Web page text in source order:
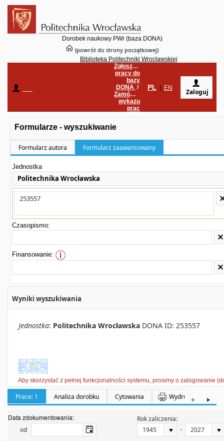
Dorobek naukowy PWr (baza DONA)
(powrót do strony początkowej)
Biblioteka Politechniki Wrocławskiej
Zgłoszenie
pracy do
bazy
DONA /
Zamówienie
wykazu
prac
PL EN Zaloguj
Formularze - wyszukiwanie
Formularz autora Formularz zaawansowany
Jednostka
Politechnika Wrocławska
Czasopismo:
Finansowanie:
Wyniki wyszukiwania
Jednostka: Politechnika Wrocławska DONA ID: 253557
Aby skorzystać z pełnej funkcjonalności systemu, prosimy o zalogowanie
Prace: 1 Analiza dorobku Cytowania Wydruki
Data zdokumentowania:
od
Rok zaliczenia:
-